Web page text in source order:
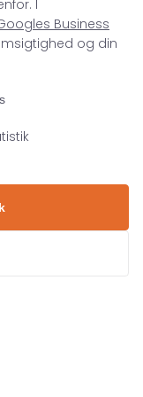
I
Business
og din